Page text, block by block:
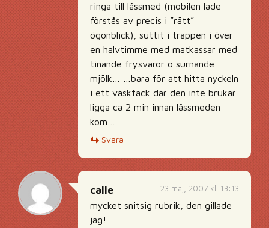
ringa till låssmed (mobilen lade
förstås av precis i ”rätt”
ögonblick), suttit i trappen i över
en halvtimme med matkassar med
tinande frysvaror o surnande
mjölk… …bara för att hitta nyckeln
i ett väskfack där den inte brukar
ligga ca 2 min innan låssmeden
kom…
Svara
23 maj, 2007 kl. 13:13
calle
mycket snitsig rubrik, den gillade
jag!